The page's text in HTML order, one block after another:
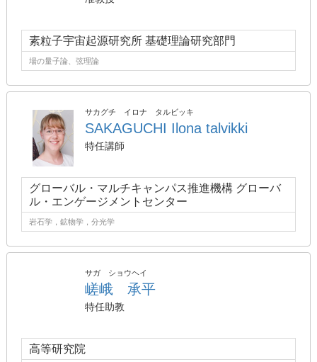
素粒子宇宙起源研究所 基礎理論研究部門
場の量子論、弦理論
サカグチ イロナ タルビッキ
SAKAGUCHI Ilona talvikki
特任講師
グローバル・マルチキャンパス推進機構 グローバ
ル・エンゲージメントセンター
岩石学，鉱物学，分光学
サガ ショウヘイ
嵯峨 承平
特任助教
高等研究院